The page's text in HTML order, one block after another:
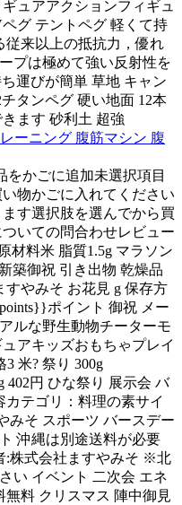
ュアアクションフィギュ
グ テントペグ 軽くて持
従来以上の抵抗力，優れ
プは極めて強い反射性を
運びが簡単 草地 キャン
タンペグ 硬い地面 12本
ます 砂利土 超強
ーニング 腹筋マシン 腹
をかごに追加未選択項目
物かごに入れてください
す選択肢を選んでから買
いての問合わせレビュー
材料米 脂質1.5g マラソン
築御祝 引き出物 乾燥品
やみそ お花見 g 保存方
ポイント 御祝 メー
ルな野生動物チーターモ
アキッズおもちゃプレイ
米? 祭り 300g
402円 ひな祭り 展示会 バ
カテゴリ：料理の素サイ
みそ スポーツ バースデー
沖縄は別途送料が必要
:株式会社ますやみそ ※北
い イベント 二次会 エネ
無料 クリスマス 陣中御見